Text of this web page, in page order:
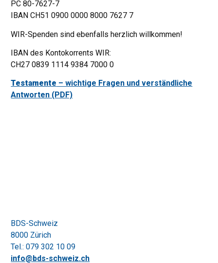
BDS-Schweiz
8000 Zürich
Tel.: 079 302 10 09
info@bds-schweiz.ch
PC 80-7627-7
IBAN CH51 0900 0000 8000 7627 7
WIR-Spenden sind ebenfalls herzlich willkommen!
IBAN des Kontokorrents WIR:
CH27 0839 1114 9384 7000 0
Testamente – wichtige Fragen und verständliche
Antworten (PDF)